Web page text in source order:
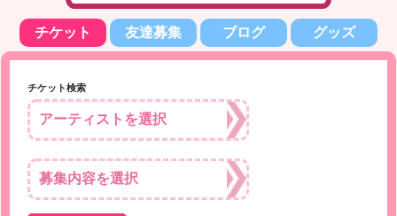
チケット 友達募集 ブログ グッズ
チケット検索